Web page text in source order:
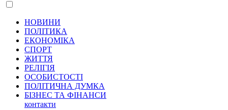
НОВИНИ
ПОЛІТИКА
ЕКОНОМІКА
СПОРТ
ЖИТТЯ
РЕЛІГІЯ
ОСОБИСТОСТІ
ПОЛІТИЧНА ДУМКА
БІЗНЕС ТА ФІНАНСИ
контакти